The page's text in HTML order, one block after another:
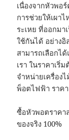
เนื่องจากหัวพอ
การช่วยให้เผา
ระเหย ที่ออกมา
ใช้กันได้ อย่างอิ
สามารถเลือกไ
เรา ในราคาเริ่
จำหน่ายเครื่อง
พ็อตไฟฟ้า ราค
ซื้อหัวพอตราคา
ของจริง 100%